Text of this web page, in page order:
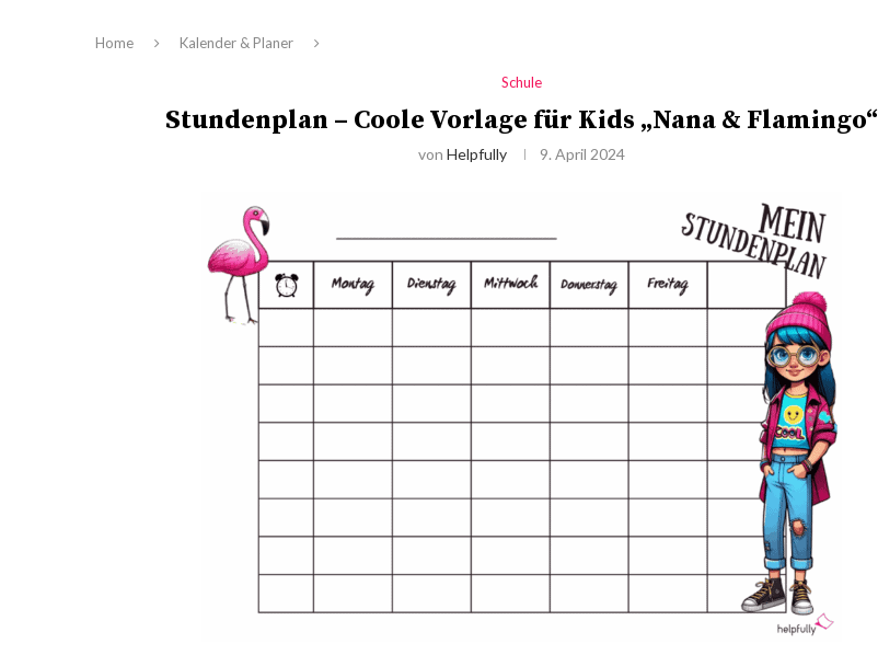
Home Kalender & Planer
Schule
Stundenplan – Coole Vorlage für Kids „Nana & Flamingo“
vonHelpfully 9. April 2024